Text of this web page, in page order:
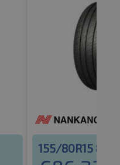
155/80R15 83T